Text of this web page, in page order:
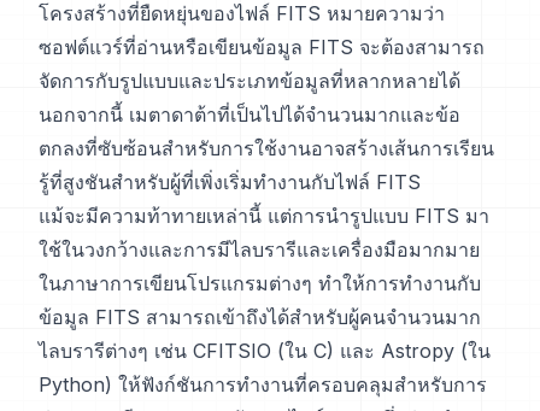
โครงสร้างที่ยืดหยุ่นของไฟล์ FITS หมายความว่า
ซอฟต์แวร์ที่อ่านหรือเขียนข้อมูล FITS จะต้องสามารถ
จัดการกับรูปแบบและประเภทข้อมูลที่หลากหลายได้
นอกจากนี้ เมตาดาต้าที่เป็นไปได้จำนวนมากและข้อ
ตกลงที่ซับซ้อนสำหรับการใช้งานอาจสร้างเส้นการเรียน
รู้ที่สูงชันสำหรับผู้ที่เพิ่งเริ่มทำงานกับไฟล์ FITS
แม้จะมีความท้าทายเหล่านี้ แต่การนำรูปแบบ FITS มา
ใช้ในวงกว้างและการมีไลบรารีและเครื่องมือมากมาย
ในภาษาการเขียนโปรแกรมต่างๆ ทำให้การทำงานกับ
ข้อมูล FITS สามารถเข้าถึงได้สำหรับผู้คนจำนวนมาก
ไลบรารีต่างๆ เช่น CFITSIO (ใน C) และ Astropy (ใน
Python) ให้ฟังก์ชันการทำงานที่ครอบคลุมสำหรับการ